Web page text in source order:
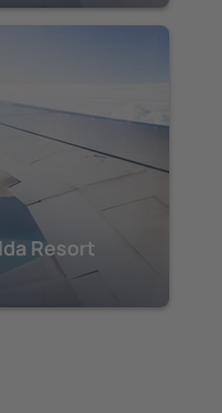
Resort